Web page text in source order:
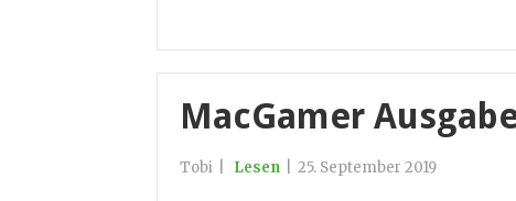
MacGamer
Tobi Lesen 25. September 2019